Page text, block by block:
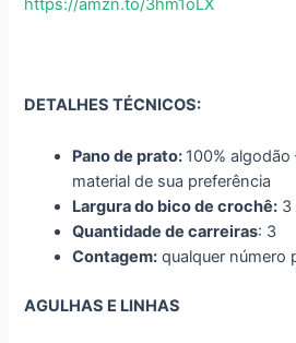
https://amzn.to/3hm1oLX
DETALHES TÉCNICOS:
Pano de prato: 100%
material de sua preferência
Largura do bico de crochê: 3
Quantidade de carreiras: 3
Contagem: qualquer número
AGULHAS E LINHAS